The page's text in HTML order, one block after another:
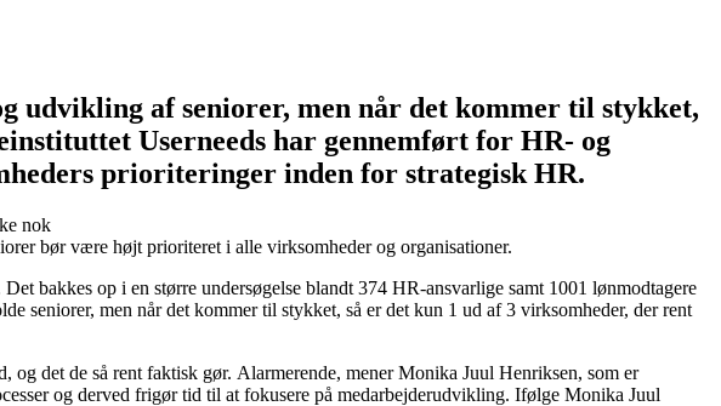
udvikling af seniorer, men når det kommer til stykket,
Userneeds har gennemført for HR- og
prioriteringer inden for strategisk HR.
bør være højt prioriteret i alle virksomheder og organisationer.
bakkes op i en større undersøgelse blandt 374 HR-ansvarlige samt 1001 lønmodtagere
seniorer, men når det kommer til stykket, så er det kun 1 ud af 3 virksomheder, der rent
det de så rent faktisk gør. Alarmerende, mener Monika Juul Henriksen, som er
og derved frigør tid til at fokusere på medarbejderudvikling. Ifølge Monika Juul